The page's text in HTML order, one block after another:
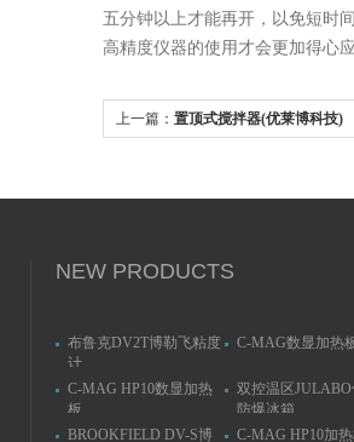
五分钟以上才能再开，以免短时
高精度仪器的使用才会更加得心
上一篇： 置顶式搅拌器(优莱博科技)
NEW PRODUCTS
布鲁克DV2T博勒飞粘度
计
C-MAG数显加热
C-MAG HP10数显加热
板
双控温区
防爆冰箱
BROOKFIELD DV-S博
C-MAG HP10加